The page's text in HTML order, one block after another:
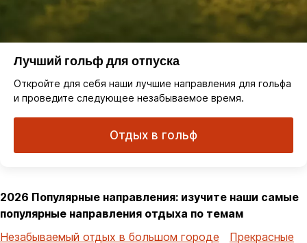
Лучший гольф для отпуска
Откройте для себя наши лучшие направления для гольфа
и проведите следующее незабываемое время.
Отдых в гольф
2026 Популярные направления: изучите наши самые
популярные направления отдыха по темам
Незабываемый отдых в большом городе
Прекрасные